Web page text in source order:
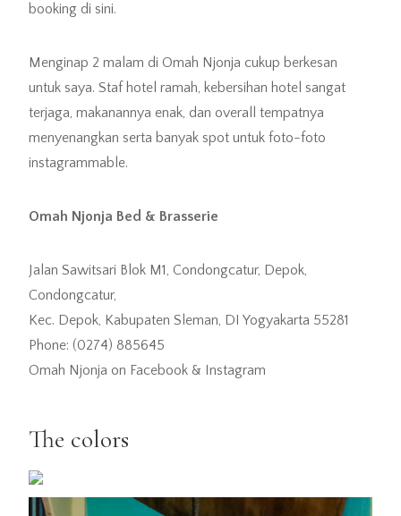
booking di sini.
Menginap 2 malam di Omah Njonja cukup berkesan
untuk saya. Staf hotel ramah, kebersihan hotel sangat
terjaga, makanannya enak, dan overall tempatnya
menyenangkan serta banyak spot untuk foto-foto
instagrammable.
Omah Njonja Bed & Brasserie
Jalan Sawitsari Blok M1, Condongcatur, Depok,
Condongcatur,
Kec. Depok, Kabupaten Sleman, DI Yogyakarta 55281
Phone: (0274) 885645
Omah Njonja on Facebook & Instagram
The colors